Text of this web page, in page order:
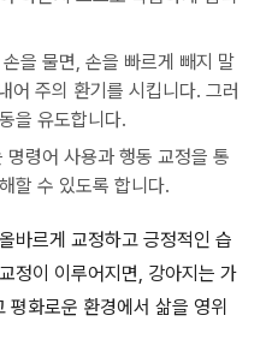
을 물면, 손을 빠르게 빼지 말
어 주의 환기를 시킵니다. 그러
을 유도합니다.
명령어 사용과 행동 교정을 통
할 수 있도록 합니다.
바르게 교정하고 긍정적인 습
정이 이루어지면, 강아지는 가
화로운 환경에서 삶을 영위